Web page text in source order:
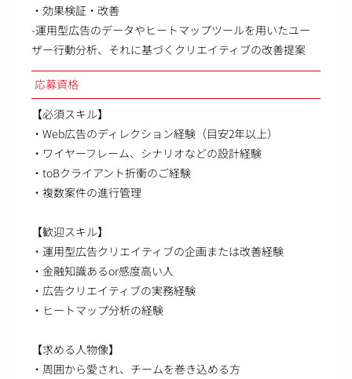
・効果検証・改善
-運用型広告のデータやヒートマップツールを用いたユー
ザー行動分析、それに基づくクリエイティブの改善提案
応募資格
【必須スキル】
・Web広告のディレクション経験（目安2年以上）
・ワイヤーフレーム、シナリオなどの設計経験
・toBクライアント折衝のご経験
・複数案件の進行管理
【歓迎スキル】
・運用型広告クリエイティブの企画または改善経験
・金融知識あるor感度高い人
・広告クリエイティブの実務経験
・ヒートマップ分析の経験
【求める人物像】
・周囲から愛され、チームを巻き込める方